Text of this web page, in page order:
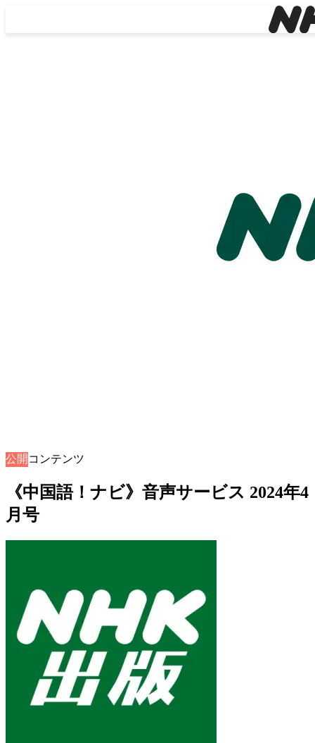
公開
音声コンテンツ
《中国語！ナビ》音声サービス 2024年4
月号